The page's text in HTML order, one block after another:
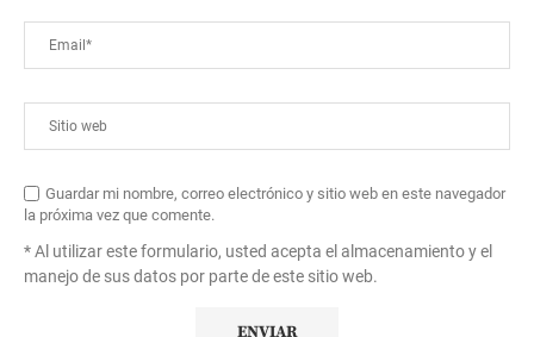
Guardar mi nombre, correo electrónico y sitio web en este navegador
la próxima vez que comente.
* Al utilizar este formulario, usted acepta el almacenamiento y el
manejo de sus datos por parte de este sitio web.